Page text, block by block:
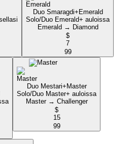
Duo Smaragdi+ Emerald
Solo/Duo Emerald+ auloissa
Emerald → Diamond
$
7
99
Duo Mestari+ Master
Solo/Duo Master+ auloissa
Master → Challenger
$
15
99